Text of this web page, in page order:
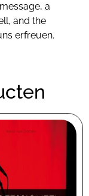
a
and the
erfreuen.